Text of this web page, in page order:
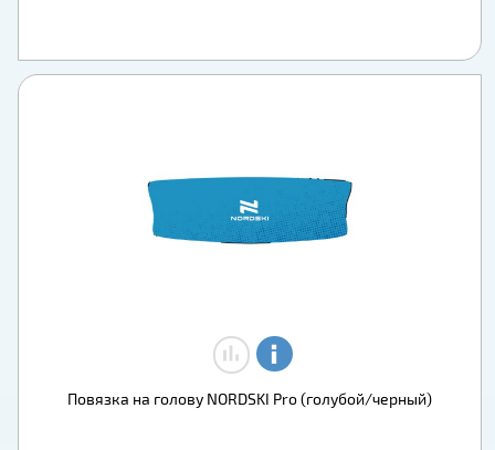
Повязка на голову NORDSKI Pro (голубой/черный)